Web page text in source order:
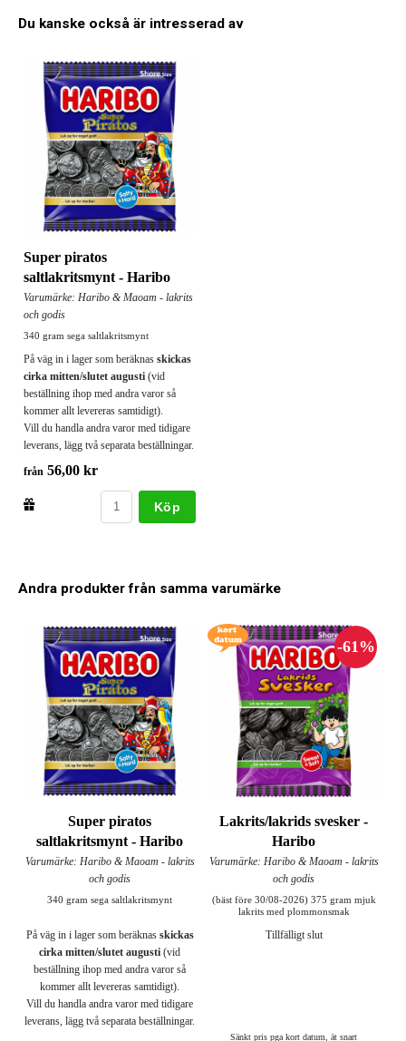
Du kanske också är intresserad av
Super piratos
saltlakritsmynt - Haribo
Varumärke: Haribo & Maoam - lakrits
och godis
340 gram sega saltlakritsmynt
På väg in i lager som beräknas skickas
cirka mitten/slutet augusti (vid
beställning ihop med andra varor så
kommer allt levereras samtidigt).
Vill du handla andra varor med tidigare
leverans, lägg två separata beställningar.
från 56,00 kr
Köp
Andra produkter från samma varumärke
Super piratos
saltlakritsmynt - Haribo
Varumärke: Haribo & Maoam - lakrits
och godis
340 gram sega saltlakritsmynt
På väg in i lager som beräknas skickas
cirka mitten/slutet augusti (vid
beställning ihop med andra varor så
kommer allt levereras samtidigt).
Vill du handla andra varor med tidigare
leverans, lägg två separata beställningar.
Lakrits/lakrids svesker -
Haribo
Varumärke: Haribo & Maoam - lakrits
och godis
(bäst före 30/08-2026) 375 gram mjuk
lakrits med plommonsmak
Tillfälligt slut
Sänkt pris pga kort datum, ät snart